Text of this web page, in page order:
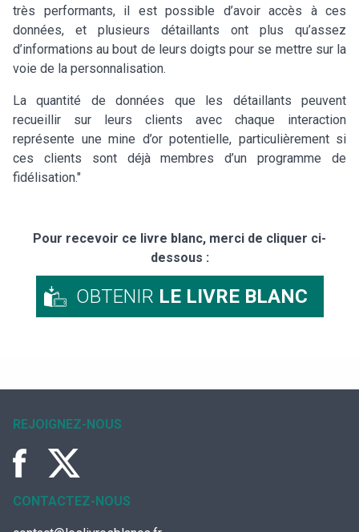
très performants, il est possible d’avoir accès à ces
données, et plusieurs détaillants ont plus qu’assez
d’informations au bout de leurs doigts pour se mettre sur la
voie de la personnalisation.
La quantité de données que les détaillants peuvent
recueillir sur leurs clients avec chaque interaction
représente une mine d’or potentielle, particulièrement si
ces clients sont déjà membres d’un programme de
fidélisation."
Pour recevoir ce livre blanc, merci de cliquer ci-
dessous :
OBTENIR LE LIVRE BLANC
REJOIGNEZ-NOUS
CONTACTEZ-NOUS